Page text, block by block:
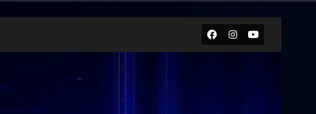
Facebook
Instagram
Youtube